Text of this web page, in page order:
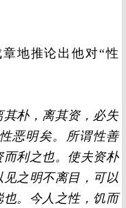
地推论出他对“性
朴，离其资，必失
恶明矣。所谓性善
利之也。使夫资朴
之明不离目，可以
。今人之性，饥而